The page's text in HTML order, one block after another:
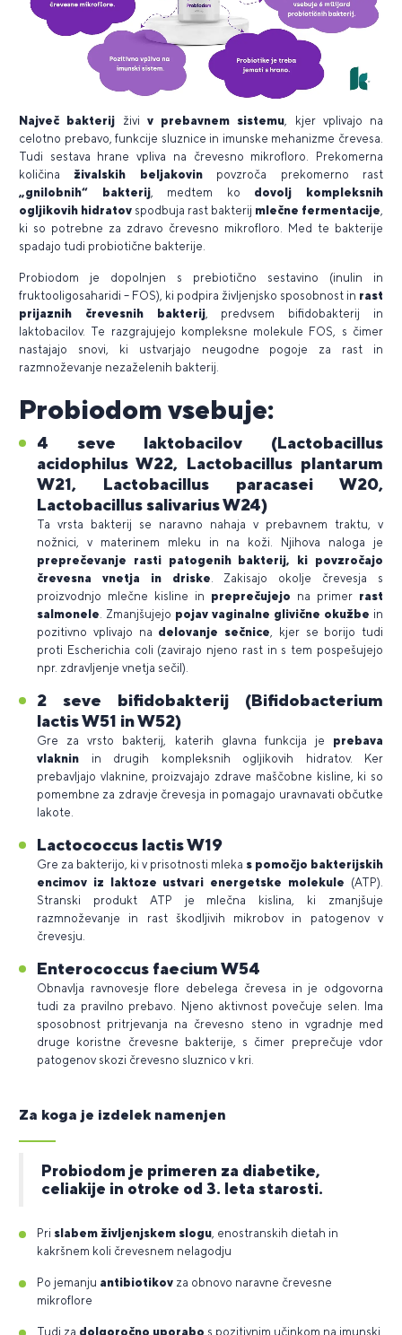
Največ bakterij živi v prebavnem sistemu , kjer vplivajo na
celotno prebavo, funkcije sluznice in imunske mehanizme črevesa.
Tudi sestava hrane vpliva na črevesno mikrofloro. Prekomerna
količina živalskih beljakovinpovzroča prekomerno rast
„gnilobnih“ bakterij, medtem ko dovolj kompleksnih
ogljikovih hidratov spodbuja rast bakterij mlečne fermentacije
ki so potrebne za zdravo črevesno mikrofloro. Med te bakterije
spadajo tudi probiotične bakterije.
Probiodom je dopolnjen s prebiotično sestavino (inulin in
fruktooligosaharidi – FOS), ki podpira življenjsko sposobnost in rast
prijaznih črevesnih bakterij, predvsem bifidobakterij in
laktobacilov. Te razgrajujejo kompleksne molekule FOS, s čimer
nastajajo snovi, ki ustvarjajo neugodne pogoje za rast in
razmnoževanje nezaželenih bakterij.
Probiodom vsebuje:
4 seve laktobacilov (Lactobacillus
acidophilus W22, Lactobacillus plantarum
W21, Lactobacillus paracasei W20,
Lactobacillus salivarius W24)
Ta vrsta bakterij se naravno nahaja v prebavnem traktu, v
nožnici, v materinem mleku in na koži. Njihova naloga je
preprečevanje rasti patogenih bakterij, ki povzročajo
črevesna vnetja in driske . Zakisajo okolje črevesja s
proizvodnjo mlečne kisline in preprečujejo na primer rast
salmonele . Zmanjšujejo pojav vaginalne glivične okužbe in
pozitivno vplivajo na delovanje sečnice , kjer se borijo tudi
proti Escherichia coli (zavirajo njeno rast in s tem pospešujejo
npr. zdravljenje vnetja sečil).
2 seve bifidobakterij (Bifidobacterium
lactis W51 in W52)
Gre za vrsto bakterij, katerih glavna funkcija je prebava
vlaknin in drugih kompleksnih ogljikovih hidratov. Ker
prebavljajo vlaknine, proizvajajo zdrave maščobne kisline, ki so
pomembne za zdravje črevesja in pomagajo uravnavati občutke
lakote.
Lactococcus lactis W19
Gre za bakterijo, ki v prisotnosti mleka s pomočjo bakterijskih
encimov iz laktoze ustvari energetske molekule (ATP).
Stranski produkt ATP je mlečna kislina, ki zmanjšuje
razmnoževanje in rast škodljivih mikrobov in patogenov v
črevesju.
Enterococcus faecium W54
Obnavlja ravnovesje flore debelega črevesa in je odgovorna
tudi za pravilno prebavo. Njeno aktivnost povečuje selen. Ima
sposobnost pritrjevanja na črevesno steno in vgradnje med
druge koristne črevesne bakterije, s čimer preprečuje vdor
patogenov skozi črevesno sluznico v kri.
Za koga je izdelek namenjen
Probiodom je primeren za diabetike,
celiakije in otroke od 3. leta starosti.
Pri slabem življenjskem slogu , enostranskih dietah in
kakršnem koli črevesnem nelagodju
Po jemanju antibiotikov za obnovo naravne črevesne
mikroflore
Tudi za dolgoročno uporabo s pozitivnim učinkom na imunski